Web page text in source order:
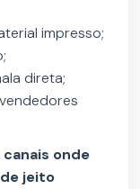
impresso;
direta;
onde
jeito